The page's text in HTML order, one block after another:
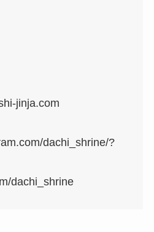
jinja.com
dachi_shrine/?
dachi_shrine